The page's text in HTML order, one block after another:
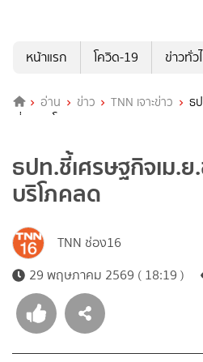
หน้าแรก
โควิด-19 ข่าวทั่ว
อ่าน ข่าว TNN เจาะข่าว
ธ
เที่ยว-บริโภคลด
ธปท.ชี้เศรษฐกิจเม.
บริโภคลด
TNN ช่อง16
29 พฤษภาคม 2569 ( 18:19 )